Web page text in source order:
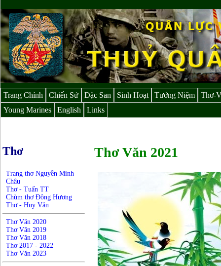
Trang Chính Chiến Sử Đặc San Sinh Hoạt Tưởng Niệm
Thơ-
Young Marines
English Links
Thơ
Trang thơ Nguyễn Minh
Châu
Thơ - Tuấn TT
Chùm thơ Đông Hương
Thơ - Huy Văn
Thơ Văn 2020
Thơ Văn 2019
Thơ Văn 2018
Thơ 2017 - 2022
Thơ Văn 2023
Thơ Văn 2021